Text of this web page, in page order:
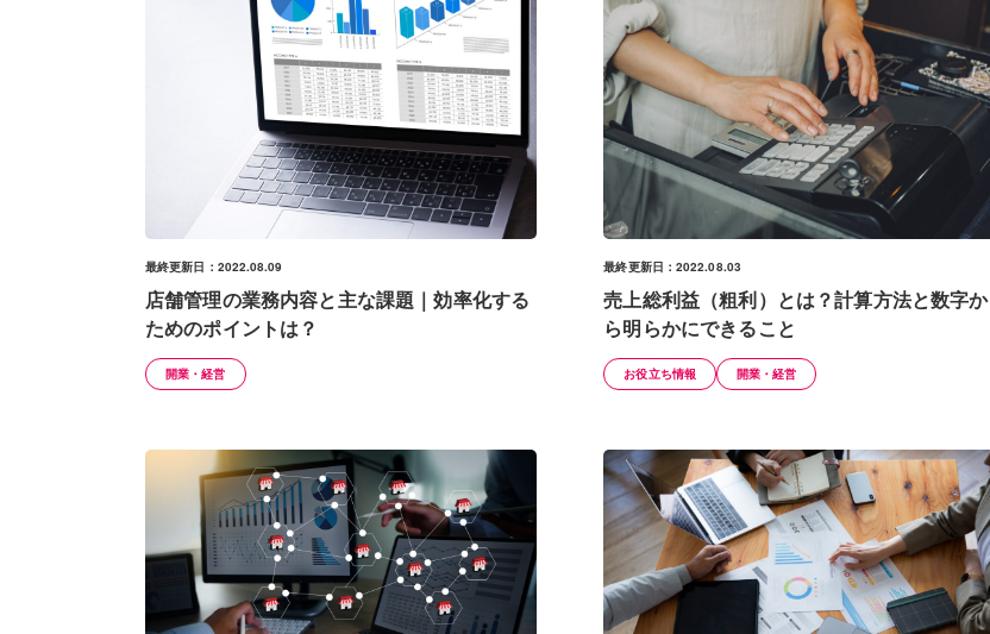
最終更新日：2022.08.09
店舗管理の業務内容と主な課題｜効率化する
ためのポイントは？
開業・経営
最終更新日：2022.08.03
売上総利益（粗利）とは？計算方法と数字か
ら明らかにできること
お役立ち情報 開業・経営